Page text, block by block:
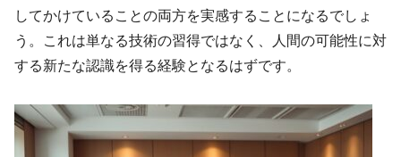
してかけていることの両方を実感することになるでしょ
う。これは単なる技術の習得ではなく、人間の可能性に対
する新たな認識を得る経験となるはずです。